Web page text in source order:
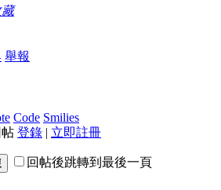
舉報
Code Smilies
登錄 | 立即註冊
回帖後跳轉到最後一頁